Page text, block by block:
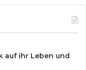
auf ihr Leben und